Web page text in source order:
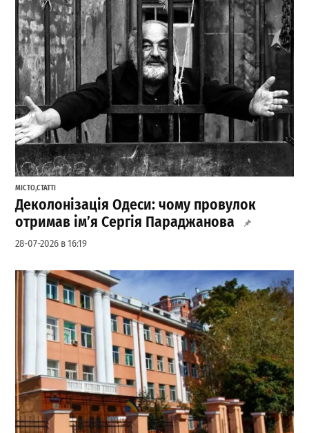
МІСТО,СТАТТІ
Деколонізація Одеси: чому провулок
отримав ім’я Сергія Параджанова
28-07-2026 в 16:19